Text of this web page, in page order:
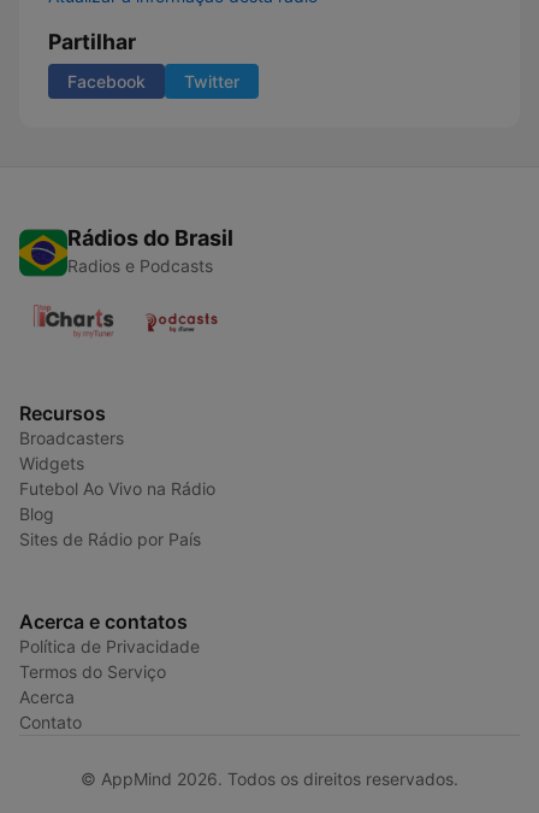
Partilhar
Facebook Twitter
Rádios do Brasil
Radios e Podcasts
Recursos
Broadcasters
Widgets
Futebol Ao Vivo na Rádio
Blog
Sites de Rádio por País
Acerca e contatos
Política de Privacidade
Termos do Serviço
Acerca
Contato
© AppMind 2026. Todos os direitos reservados.